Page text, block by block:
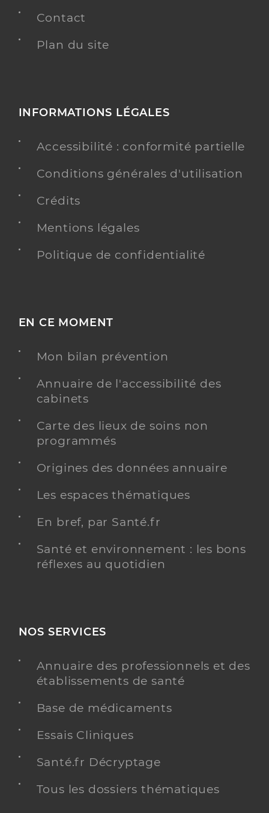
Contact
Plan du site
INFORMATIONS LÉGALES
Accessibilité : conformité partielle
Conditions générales d'utilisation
Crédits
Mentions légales
Politique de confidentialité
EN CE MOMENT
Mon bilan prévention
Annuaire de l'accessibilité des
cabinets
Carte des lieux de soins non
programmés
Origines des données annuaire
Les espaces thématiques
En bref, par Santé.fr
Santé et environnement : les bons
réflexes au quotidien
NOS SERVICES
Annuaire des professionnels et des
établissements de santé
Base de médicaments
Essais Cliniques
Santé.fr Décryptage
Tous les dossiers thématiques